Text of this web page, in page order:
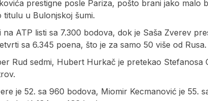
prestigne posle Pariza, pošto brani jako malo
titulu u Bulonjskoj šumi.
ATP listi sa 7.300 bodova, dok je Saša Zverev
sa 6.345 poena, što je za samo 50 više od Rusa.
Rud sedmi, Hubert Hurkač je pretekao Stefanosa
je 52. sa 960 bodova, Miomir Kecmanović je 55.